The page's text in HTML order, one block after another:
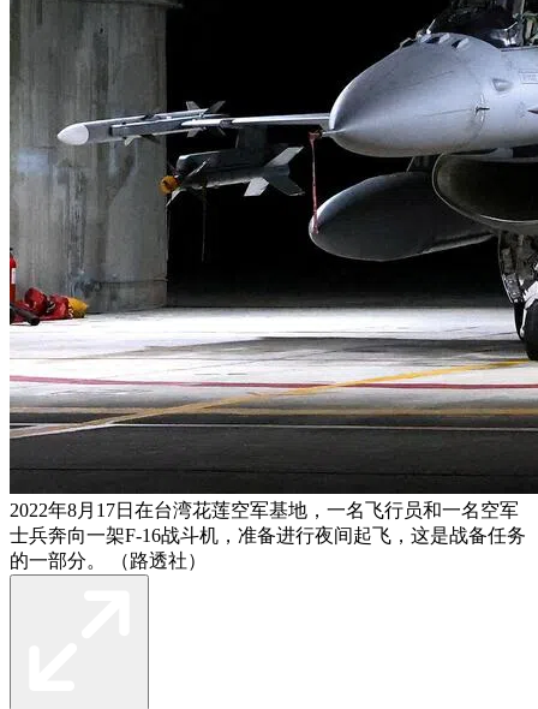
2022年8月17日在台湾花莲空军基地，一名飞行员和一名空军
士兵奔向一架F-16战斗机，准备进行夜间起飞，这是战备任务
的一部分。 （路透社）